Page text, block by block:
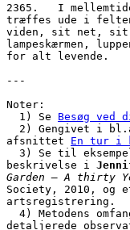
2365.   I
træffes ude i
viden, sit net, sit
lampeskærmen,
for alt levende.
---
Noter:
  1) Se
Besøg ved
2) Gengivet i
afsnittet En tur i
beskrivelse i
Garden – A thirty
Society, 2010, og
artsregistrering.